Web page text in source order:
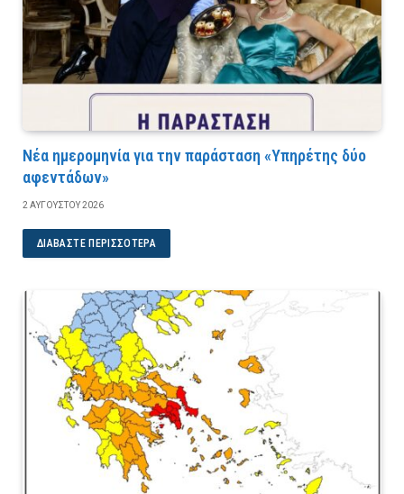
Νέα ημερομηνία για την παράσταση «Υπηρέτης δύο
αφεντάδων»
2 ΑΥΓΟΎΣΤΟΥ 2026
ΔΙΑΒΆΣΤΕ ΠΕΡΙΣΣΌΤΕΡΑ